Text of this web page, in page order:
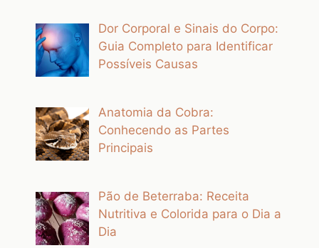
Dor Corporal e Sinais do Corpo:
Guia Completo para Identificar
Possíveis Causas
Anatomia da Cobra:
Conhecendo as Partes
Principais
Pão de Beterraba: Receita
Nutritiva e Colorida para o Dia a
Dia